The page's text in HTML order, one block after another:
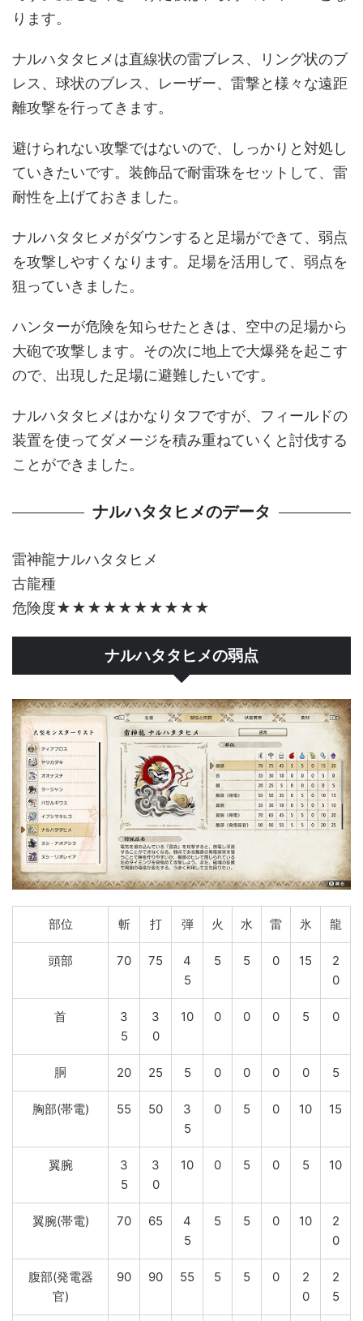
ります。
ナルハタタヒメは直線状の雷ブレス、リング状のブ
レス、球状のブレス、レーザー、雷撃と様々な遠距
離攻撃を行ってきます。
避けられない攻撃ではないので、しっかりと対処し
ていきたいです。装飾品で耐雷珠をセットして、雷
耐性を上げておきました。
ナルハタタヒメがダウンすると足場ができて、弱点
を攻撃しやすくなります。足場を活用して、弱点を
狙っていきました。
ハンターが危険を知らせたときは、空中の足場から
大砲で攻撃します。その次に地上で大爆発を起こす
ので、出現した足場に避難したいです。
ナルハタタヒメはかなりタフですが、フィールドの
装置を使ってダメージを積み重ねていくと討伐する
ことができました。
ナルハタタヒメのデータ
雷神龍ナルハタタヒメ
古龍種
危険度★★★★★★★★★★
ナルハタタヒメの弱点
部位 斬 打 弾 火 水 雷 氷 龍
頭部 70 75
4
5
5 5 0 15
2
0
首
3
5
3
0
10 0 0 0 5 0
胴 20 25 5 0 0 0 0 5
胸部(帯電) 55 50
3
5
0 5 0 10 15
翼腕
3
5
3
0
10 0 5 0 5 10
翼腕(帯電) 70 65
4
5
5 5 0 10
2
0
腹部(発電器
官)
90 90 55 5 5 0
2
0
2
5